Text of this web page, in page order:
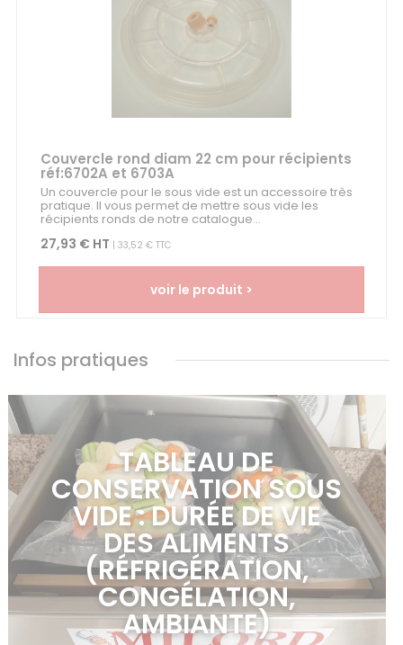
Couvercle rond diam 22 cm pour récipients
réf:6702A et 6703A
Un couvercle pour le sous vide est un accessoire très
pratique. Il vous permet de mettre sous vide les
récipients ronds de notre catalogue...
27,93 € HT | 33,52 € TTC
voir le produit >
Infos pratiques
TABLEAU DE
CONSERVATION SOUS
VIDE : DURÉE DE VIE
DES ALIMENTS
(RÉFRIGÉRATION,
CONGÉLATION,
AMBIANTE)